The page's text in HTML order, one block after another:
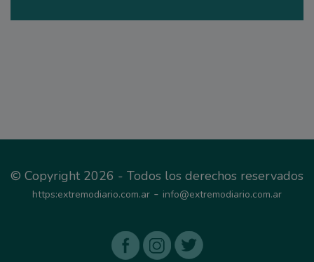
© Copyright 2026 - Todos los derechos reservados
https:extremodiario.com.ar - info@extremodiario.com.ar